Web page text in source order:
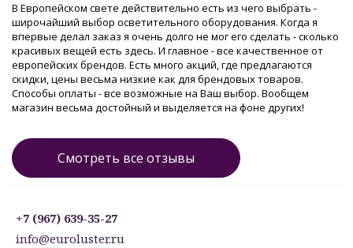
В Европейском свете действительно есть из чего выбрать -
широчайший выбор осветительного оборудования. Когда я
впервые делал заказ я очень долго не мог его сделать - сколько
красивых вещей есть здесь. И главное - все качественное от
европейских брендов. Есть много акций, где предлагаются
скидки, цены весьма низкие как для брендовых товаров.
Способы оплаты - все возможные на Ваш выбор. Вообщем
магазин весьма достойный и выделяется на фоне других!
Смотреть все отзывы
+7 (967) 639-35-27
info@euroluster.ru